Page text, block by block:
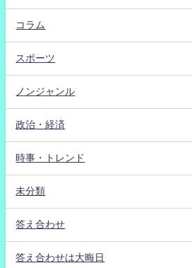
コラム
スポーツ
ノンジャンル
政治・経済
時事・トレンド
未分類
答え合わせ
答え合わせは大晦日